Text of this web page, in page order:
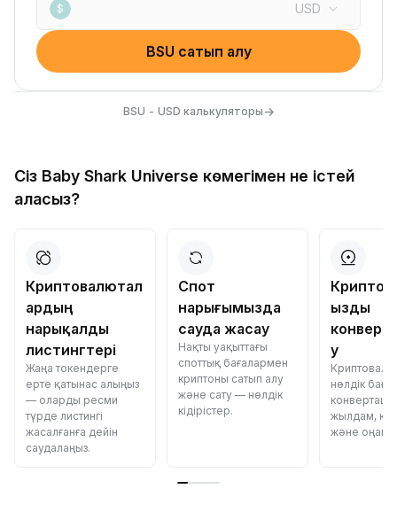
$ USD
BSU сатып алу
BSU - USD калькуляторы→
Сіз Baby Shark Universe көмегімен не істей
аласыз?
Криптовалютал
ардың
нарықалды
листингтері
Жаңа токендерге
ерте қатынас алыңыз
— оларды ресми
түрде листингі
жасалғанға дейін
саудалаңыз.
Спот
нарығымызда
сауда жасау
Нақты уақыттағы
споттық бағалармен
криптоны сатып алу
және сату — нөлдік
кідірістер.
ызды
у
нөлдік
жылдам,
және оңай.